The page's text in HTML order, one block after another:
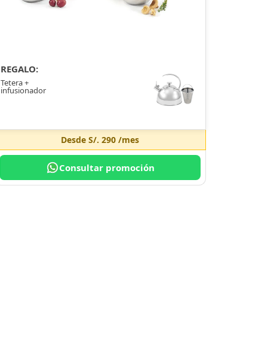
REGALO:
Tetera +
infusionador
DesdeS/. 290 /mes
Consultar promoción